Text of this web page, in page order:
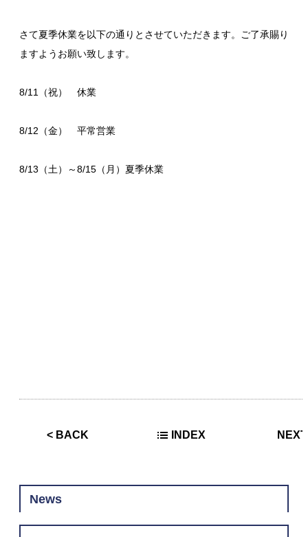
さて夏季休業を以下の通りとさせていただきます。ご了承賜り
ますようお願い致します。
8/11（祝） 休業
8/12（金） 平常営業
8/13（土）～8/15（月）夏季休業
< BACK INDEX NEXT
News